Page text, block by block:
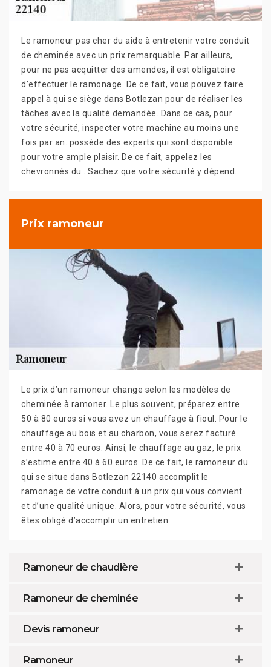
Le ramoneur pas cher du aide à entretenir votre conduit
de cheminée avec un prix remarquable. Par ailleurs,
pour ne pas acquitter des amendes, il est obligatoire
d’effectuer le ramonage. De ce fait, vous pouvez faire
appel à qui se siège dans Botlezan pour de réaliser les
tâches avec la qualité demandée. Dans ce cas, pour
votre sécurité, inspecter votre machine au moins une
fois par an. possède des experts qui sont disponible
pour votre ample plaisir. De ce fait, appelez les
chevronnés du . Sachez que votre sécurité y dépend.
Prix ramoneur
Le prix d’un ramoneur change selon les modèles de
cheminée à ramoner. Le plus souvent, préparez entre
50 à 80 euros si vous avez un chauffage à fioul. Pour le
chauffage au bois et au charbon, vous serez facturé
entre 40 à 70 euros. Ainsi, le chauffage au gaz, le prix
s’estime entre 40 à 60 euros. De ce fait, le ramoneur du
qui se situe dans Botlezan 22140 accomplit le
ramonage de votre conduit à un prix qui vous convient
et d’une qualité unique. Alors, pour votre sécurité, vous
êtes obligé d’accomplir un entretien.
Ramoneur de chaudière
Ramoneur de cheminée
Devis ramoneur
Ramoneur